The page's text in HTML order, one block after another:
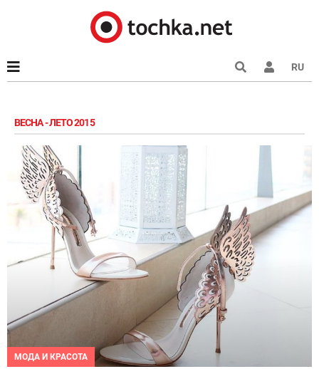
RU
ВЕСНА - ЛЕТО 2015
МОДА И КРАСОТА